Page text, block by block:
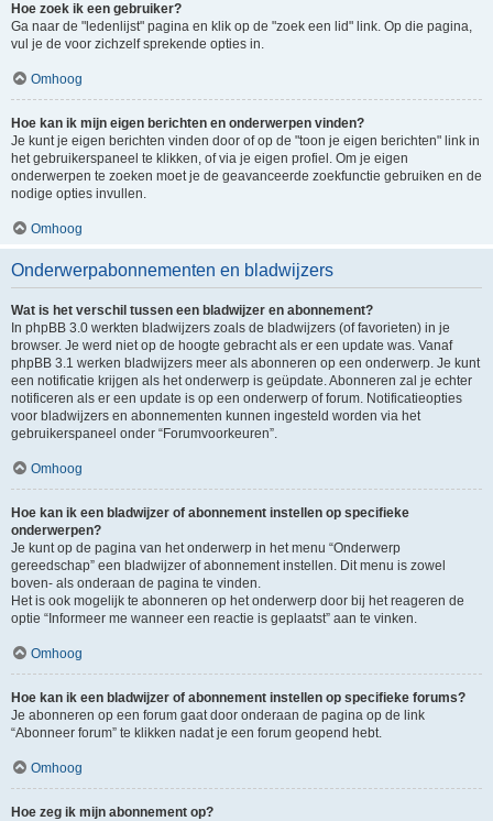
Hoe zoek ik een gebruiker?
Ga naar de "ledenlijst" pagina en klik op de "zoek een lid" link. Op die pagina,
vul je de voor zichzelf sprekende opties in.
Omhoog
Hoe kan ik mijn eigen berichten en onderwerpen vinden?
Je kunt je eigen berichten vinden door of op de "toon je eigen berichten" link in
het gebruikerspaneel te klikken, of via je eigen profiel. Om je eigen
onderwerpen te zoeken moet je de geavanceerde zoekfunctie gebruiken en de
nodige opties invullen.
Omhoog
Onderwerpabonnementen en bladwijzers
Wat is het verschil tussen een bladwijzer en abonnement?
In phpBB 3.0 werkten bladwijzers zoals de bladwijzers (of favorieten) in je
browser. Je werd niet op de hoogte gebracht als er een update was. Vanaf
phpBB 3.1 werken bladwijzers meer als abonneren op een onderwerp. Je kunt
een notificatie krijgen als het onderwerp is geüpdate. Abonneren zal je echter
notificeren als er een update is op een onderwerp of forum. Notificatieopties
voor bladwijzers en abonnementen kunnen ingesteld worden via het
gebruikerspaneel onder “Forumvoorkeuren”.
Omhoog
Hoe kan ik een bladwijzer of abonnement instellen op specifieke
onderwerpen?
Je kunt op de pagina van het onderwerp in het menu “Onderwerp
gereedschap” een bladwijzer of abonnement instellen. Dit menu is zowel
boven- als onderaan de pagina te vinden.
Het is ook mogelijk te abonneren op het onderwerp door bij het reageren de
optie “Informeer me wanneer een reactie is geplaatst” aan te vinken.
Omhoog
Hoe kan ik een bladwijzer of abonnement instellen op specifieke forums?
Je abonneren op een forum gaat door onderaan de pagina op de link
“Abonneer forum” te klikken nadat je een forum geopend hebt.
Omhoog
Hoe zeg ik mijn abonnement op?